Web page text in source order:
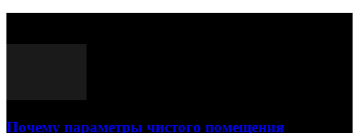
Почему параметры чистого помещения